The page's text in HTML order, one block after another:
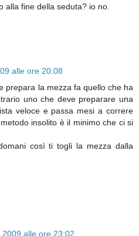
alla fine della seduta? io no.
alle ore 20:08
prepara la mezza fa quello che ha
uno che deve preparare una
veloce e passa mesi a correre
insolito è il minimo che ci si
così ti togli la mezza dalla
2009 alle ore 23:02